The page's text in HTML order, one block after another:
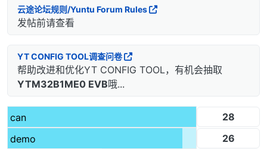
云途论坛规则/Yuntu Forum Rules
发帖前请查看
YT CONFIG TOOL调查问卷
帮助改进和优化YT CONFIG TOOL，有机会抽取
YTM32B1ME0 EVB哦...
can
28
demo
26